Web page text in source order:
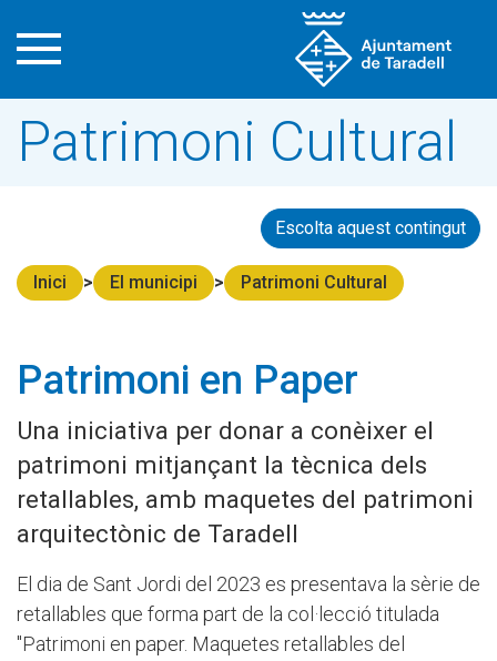
Patrimoni Cultural
Escolta aquest contingut
Inici El municipi Patrimoni Cultural
Patrimoni en Paper
Una iniciativa per donar a conèixer el
patrimoni mitjançant la tècnica dels
retallables, amb maquetes del patrimoni
arquitectònic de Taradell
El dia de Sant Jordi del 2023 es presentava la sèrie de
retallables que forma part de la col·lecció titulada
"Patrimoni en paper. Maquetes retallables del